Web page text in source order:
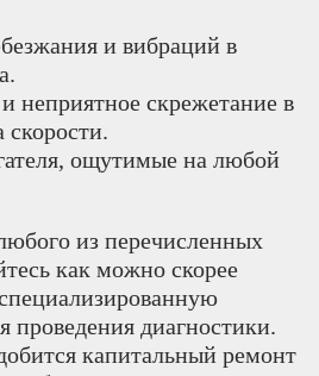
и вибраций в
неприятное скрежетание в
ощутимые на любой
из перечисленных
как можно скорее
проведения диагностики.
капитальный ремонт